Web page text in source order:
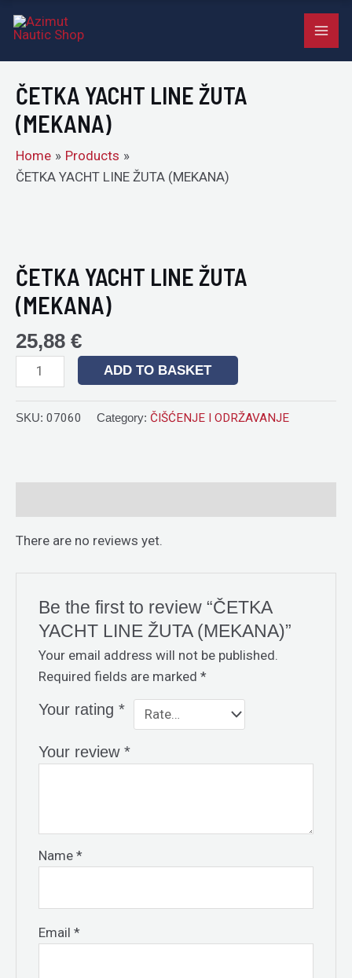
ČETKA YACHT LINE ŽUTA
(MEKANA)
Home
Products
ČETKA YACHT LINE ŽUTA (MEKANA)
ČETKA YACHT LINE ŽUTA
(MEKANA)
25,88 €
LINE
ŽUTA
(MEKANA)
quantity
ADD TO BASKET
SKU: 07060 Category: ČIŠĆENJE I ODRŽAVANJE
There are no reviews yet.
Be the first to review “ČETKA
YACHT LINE ŽUTA (MEKANA)”
Your email address will not be published.
Required fields are marked*
Your rating*
Your review*
Name*
Email*
ŽUTA